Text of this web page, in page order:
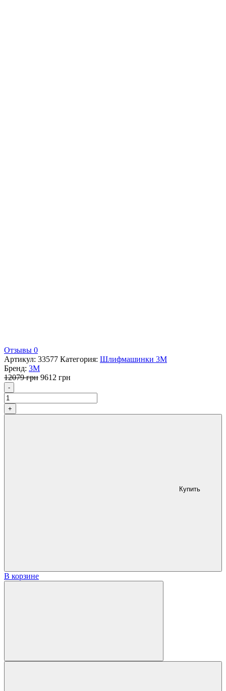
Отзывы 0
Артикул: 33577 Категория: Шлифмашинки 3M
Бренд: 3M
12079грн Первоначальная
составляла
12079 грн.
9612 грн
9612 грн.
- Количество
+
Купить
В корзине